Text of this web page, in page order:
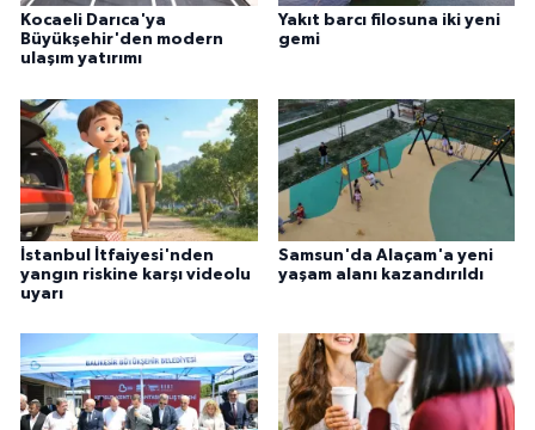
Kocaeli Darıca'ya
Büyükşehir'den modern
ulaşım yatırımı
Yakıt barcı filosuna iki yeni
gemi
İstanbul İtfaiyesi'nden
yangın riskine karşı videolu
uyarı
Samsun'da Alaçam'a yeni
yaşam alanı kazandırıldı